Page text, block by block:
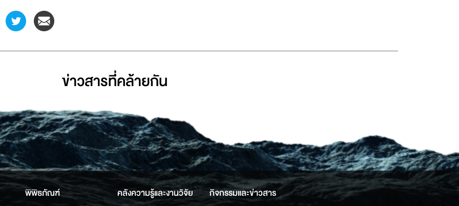
ข่าวสารที่่คล้ายกัน
พิพิธภัณฑ์ คลังความรู้และงานวิจัย กิจกรรมและข่าวสาร